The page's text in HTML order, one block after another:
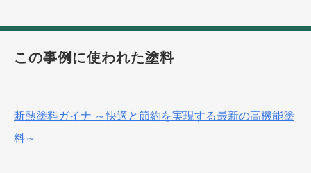
この事例に使われた塗料
断熱塗料ガイナ ～快適と節約を実現する最新の高機能塗
料～